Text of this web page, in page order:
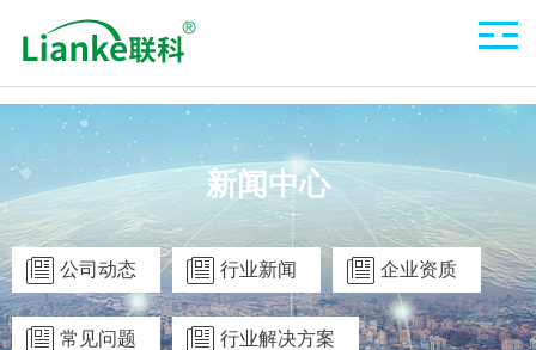
新闻中心
公司动态 行业新闻 企业资质
常见问题 行业解决方案